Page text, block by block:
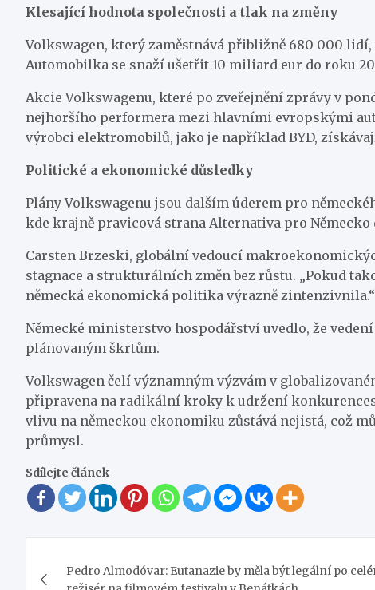
Klesající hodnota společnosti a tlak na změny
Volkswagen, který zaměstnává přibližně 680 000
Automobilka se snaží ušetřit 10 miliard eur do roku
Akcie Volkswagenu, které po zveřejnění zprávy v
nejhoršího performera mezi hlavními evropskými
výrobci elektromobilů, jako je například BYD,
Politické a ekonomické důsledky
Plány Volkswagenu jsou dalším úderem pro
kde krajně pravicová strana Alternativa pro
Carsten Brzeski, globální vedoucí
stagnace a strukturálních změn bez růstu. „Pokud
německá ekonomická politika výrazně zintenzivnila.“
Německé ministerstvo hospodářství uvedlo, že
plánovaným škrtům.
Volkswagen čelí významným výzvám v
připravena na radikální kroky k udržení
vlivu na německou ekonomiku zůstává nejistá, což
průmysl.
Sdílejte článek
Pedro Almodóvar: Eutanazie by měla být legální po